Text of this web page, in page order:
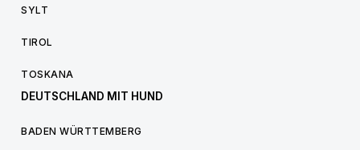
SYLT
TIROL
TOSKANA
DEUTSCHLAND MIT HUND
BADEN WÜRTTEMBERG